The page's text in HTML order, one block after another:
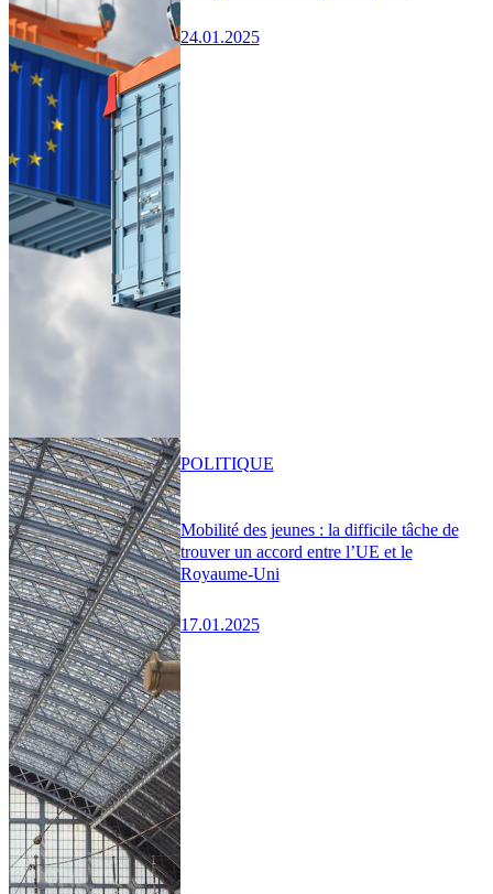
24.01.2025
Mobilité des jeunes : la difficile tâche de
trouver un accord entre l’UE et le
Royaume-Uni
17.01.2025
POLITIQUE